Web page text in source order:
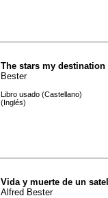
The stars my destination
Bester
Libro usado (Castellano)
(Inglés)
Vida y muerte de un
Alfred Bester